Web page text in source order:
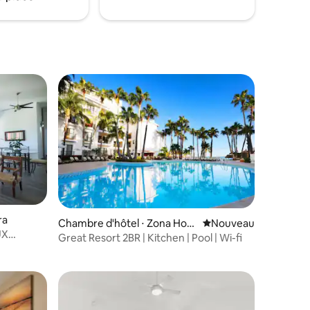
Chambre d'hôtel ⋅ Zona Hote
lera
Nouvel hébergement
Nouveau
Great Resort 2BR | Kitchen | Pool | Wi-fi